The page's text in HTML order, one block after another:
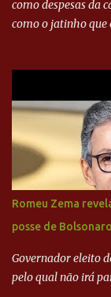
como despesas da
como o jatinho que
Executiva Nacional
texto também põe
revista que o
empreiteira refere-
Alckmin (PSDB) —
diretamente com o
dinheiro da
mais... A Lava Jato
Romeu Zema
posse de Bolsonaro
Governador eleito
pelo qual não irá